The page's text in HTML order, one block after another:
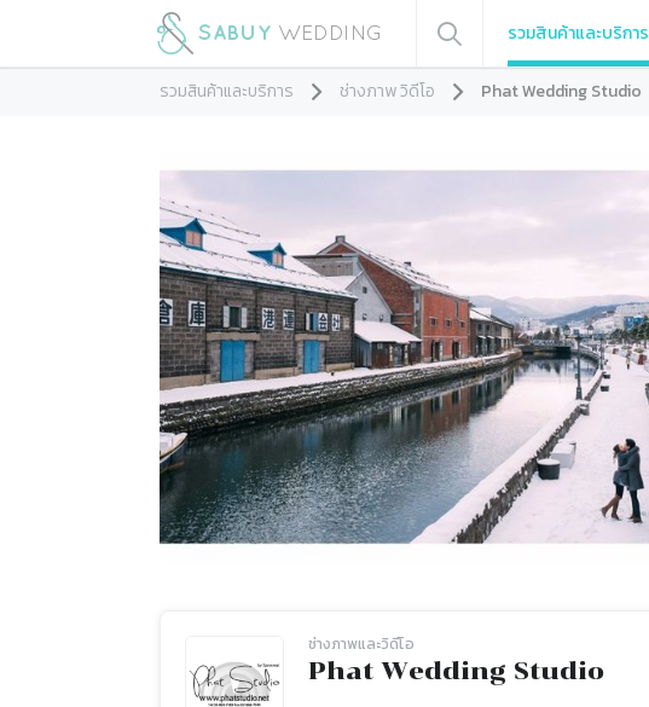
รวมสินค้าและบริการ
รวมสินค้าและบริการ ช่างภาพ วิดีโอ Phat Wedding Studio
ช่างภาพและวิดีโอ
Phat Wedding Studio